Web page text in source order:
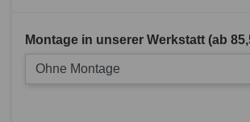
Montage in unserer Werkstatt (ab
Ohne Montage